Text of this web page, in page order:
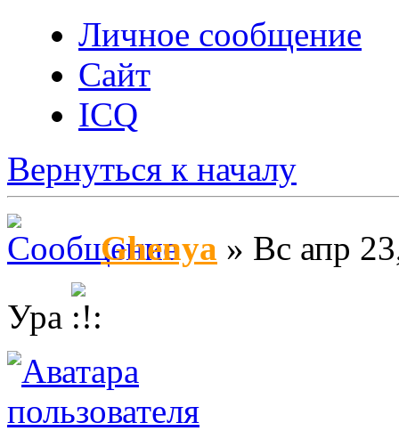
Личное сообщение
Сайт
ICQ
Вернуться к началу
Ghenya » Вс апр
Ура